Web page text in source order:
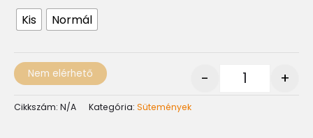
Kis Normál
- +
Nem elérhető
Cikkszám: N/A Kategória: Sütemények